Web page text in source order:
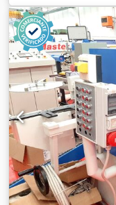
/ P1551,
contenedores
las más altas
Bajos. Todos los
unidad de
nuevos. Se
horas desde que
utilizado por un
residuos
de un edificio
perfecto